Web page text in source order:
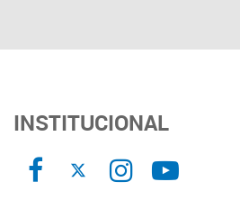
INSTITUCIONAL